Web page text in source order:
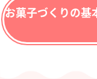
お菓子づくりの基